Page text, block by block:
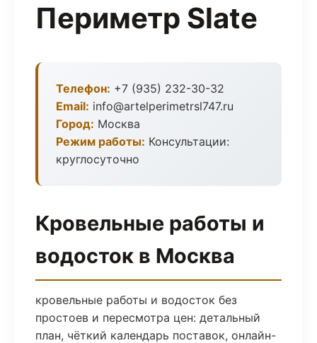
Периметр Slate
Телефон: +7 (935) 232-30-32
Email: info@artelperimetrsl747.ru
Город: Москва
Режим работы: Консультации:
круглосуточно
Кровельные работы и
водосток в Москва
кровельные работы и водосток без
простоев и пересмотра цен: детальный
план, чёткий календарь поставок, онлайн-